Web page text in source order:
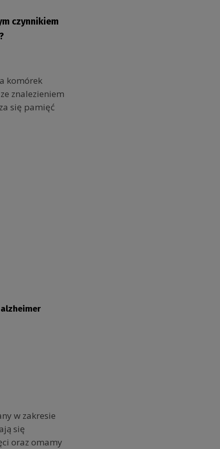
czynnikiem
komórek
znalezieniem
się pamięć
w zakresie
się
oraz omamy